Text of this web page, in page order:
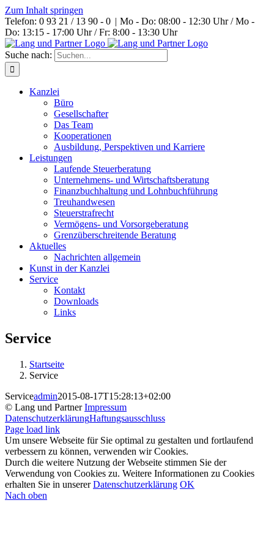
Zum Inhalt springen
Telefon: 0 93 21 / 13 90 - 0 | Mo - Do: 08:00 - 12:30 Uhr / Mo -
Do: 13:15 - 17:00 Uhr / Fr: 8:00 - 13:30 Uhr
Suche nach:
Kanzlei
Büro
Gesellschafter
Das Team
Kooperationen
Ausbildung, Perspektiven und Karriere
Leistungen
Laufende Steuerberatung
Unternehmens- und Wirtschaftsberatung
Finanzbuchhaltung und Lohnbuchführung
Treuhandwesen
Steuerstrafrecht
Vermögens- und Vorsorgeberatung
Grenzüberschreitende Beratung
Aktuelles
Nachrichten allgemein
Kunst in der Kanzlei
Service
Kontakt
Downloads
Links
Service
Startseite
Service
Serviceadmin2015-08-17T15:28:13+02:00
© Lang und PartnerImpressum
DatenschutzerklärungHaftungsausschluss
Page load link
Um unsere Webseite für Sie optimal zu gestalten und fortlaufend
verbessern zu können, verwenden wir Cookies.
Durch die weitere Nutzung der Webseite stimmen Sie der
Verwendung von Cookies zu. Weitere Informationen zu Cookies
erhalten Sie in unsererDatenschutzerklärung OK
Nach oben